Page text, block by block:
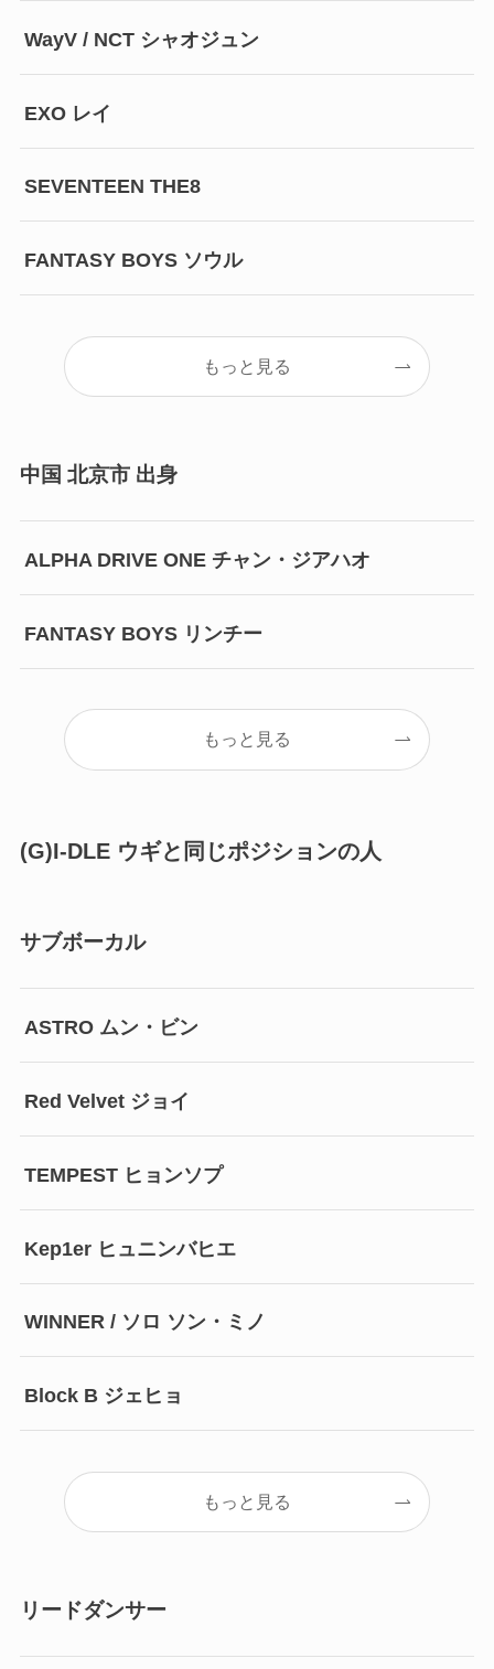
WayV / NCT シャオジュン
EXO レイ
SEVENTEEN THE8
FANTASY BOYS ソウル
もっと見る
中国 北京市 出身
ALPHA DRIVE ONE チャン・ジアハオ
FANTASY BOYS リンチー
もっと見る
(G)I-DLE ウギと同じポジションの人
サブボーカル
ASTRO ムン・ビン
Red Velvet ジョイ
TEMPEST ヒョンソプ
Kep1er ヒュニンバヒエ
WINNER / ソロ ソン・ミノ
Block B ジェヒョ
もっと見る
リードダンサー